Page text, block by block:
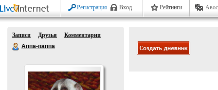
Регистрация Вход Рейтинги
Записи Друзья
Комментарии
Аппа-паппа